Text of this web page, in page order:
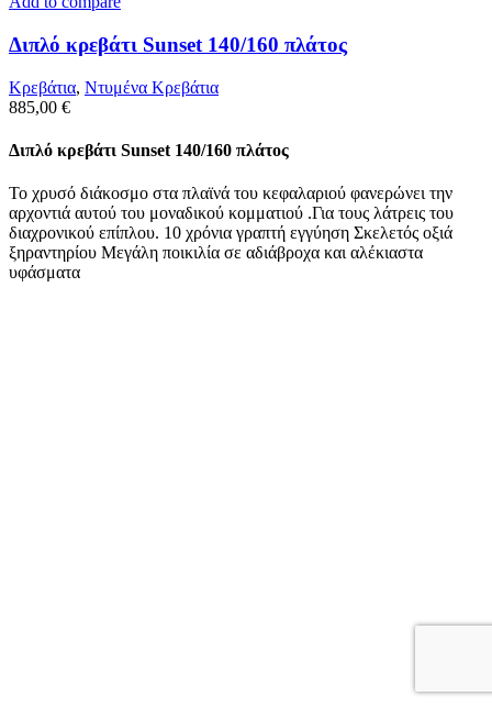
Διπλό κρεβάτι Sunset 140/160 πλάτος
Κρεβάτια, Ντυμένα Κρεβάτια
885,00 €
Διπλό κρεβάτι Sunset 140/160 πλάτος
Το χρυσό διάκοσμο στα πλαϊνά του κεφαλαριού φανερώνει την
αρχοντιά αυτού του μοναδικού κομματιού .Για τους λάτρεις του
διαχρονικού επίπλου. 10 χρόνια γραπτή εγγύηση Σκελετός οξιά
ξηραντηρίου Μεγάλη ποικιλία σε αδιάβροχα και αλέκιαστα
υφάσματα